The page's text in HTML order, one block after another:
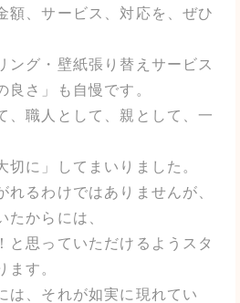
額、サービス、対応を、ぜひ
ング・壁紙張り替えサービス
良さ」も自慢です。
、職人として、親として、一
切に」してまいりました。
れるわけではありませんが、
たからには、
と思っていただけるようスタ
ます。
は、それが如実に現れてい